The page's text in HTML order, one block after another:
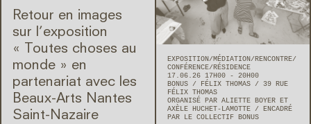
Retour en images
sur l’exposition
« Toutes choses au
monde » en
partenariat avec les
Beaux-Arts Nantes
Saint-Nazaire
EXPOSITION MÉDIATION
RENCONTRE/
CONFÉRENCE
RÉSIDENCE
17.06.26 17H00 - 20H00
BONUS
FÉLIX THOMAS
39 RUE
FÉLIX THOMAS
ORGANISÉ PAR ALIETTE BOYER ET
AXÈLE HUCHET-LAMOTTE
ENCADRÉ
PAR LE COLLECTIF BONUS